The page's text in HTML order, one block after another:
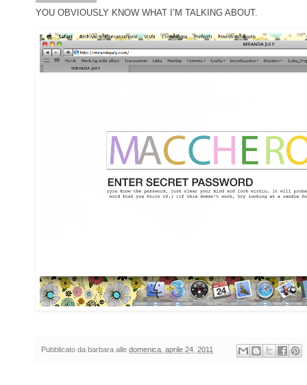
YOU OBVIOUSLY KNOW WHAT I’M TALKING ABOUT.
Pubblicato da barbara alle domenica, aprile 24, 2011